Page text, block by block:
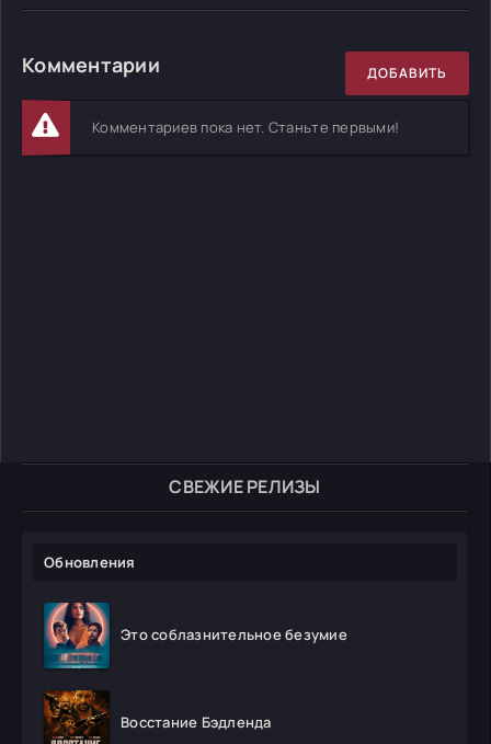
СВЕЖИЕ РЕЛИЗЫ
Обновления
Это соблазнительное безумие
Восстание Бэдленда
Комментарии ДОБАВИТЬ
Комментариев пока нет. Станьте первыми!